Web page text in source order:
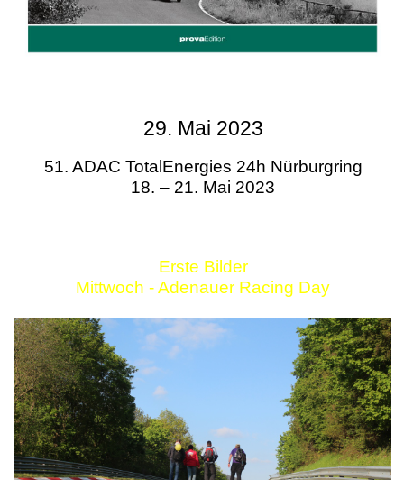
29. Mai 2023
51. ADAC TotalEnergies 24h Nürburgring
18. – 21. Mai 2023
Erste Bilder
Mittwoch - Adenauer Racing Day